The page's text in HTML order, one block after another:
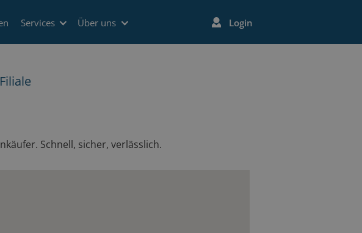
Services Über uns Login
Schnell, sicher, verlässlich.